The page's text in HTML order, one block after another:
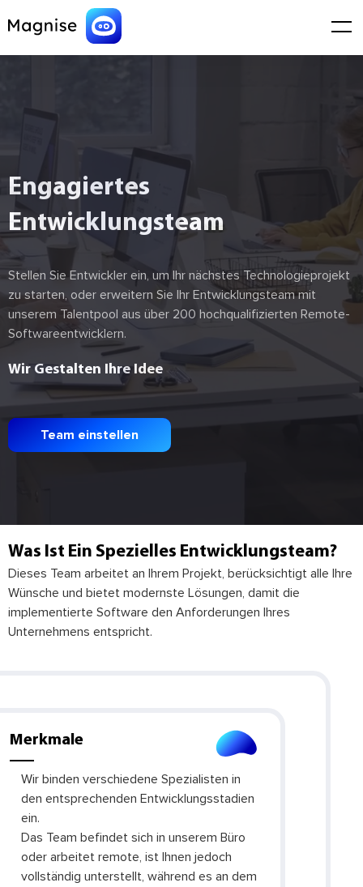
Engagiertes
Entwicklungsteam
Stellen Sie Entwickler ein, um Ihr nächstes Technologieprojekt
zu starten, oder erweitern Sie Ihr Entwicklungsteam mit
unserem Talentpool aus über 200 hochqualifizierten Remote-
Softwareentwicklern.
Wir Gestalten Ihre Idee
Team einstellen
Was Ist Ein Spezielles Entwicklungsteam?
Dieses Team arbeitet an Ihrem Projekt, berücksichtigt alle Ihre
Wünsche und bietet modernste Lösungen, damit die
implementierte Software den Anforderungen Ihres
Unternehmens entspricht.
Merkmale
Wir binden verschiedene Spezialisten in
den entsprechenden Entwicklungsstadien
ein.
Das Team befindet sich in unserem Büro
oder arbeitet remote, ist Ihnen jedoch
vollständig unterstellt, während es an dem